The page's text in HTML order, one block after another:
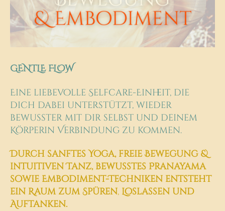
GENTLE FLOW
Eine liebevolle Selfcare-Einheit, die
dich dabei unterstützt, wieder
bewusster mit dir selbst und deinem
Körperin Verbindung zu kommen.
Durch sanftes Yoga, freie Bewegung &
intuitiven Tanz, bewusstes Pranayama
sowie Embodiment-Techniken entsteht
ein Raum zum Spüren, Loslassen und
Auftanken.